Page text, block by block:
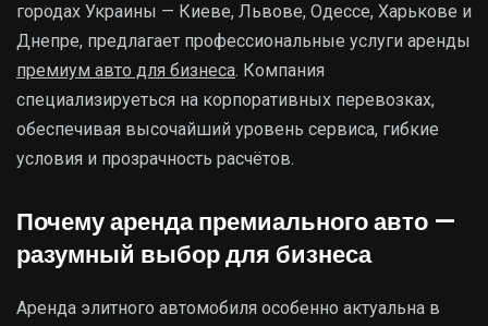
городах Украины — Киеве, Львове, Одессе, Харькове и
Днепре, предлагает профессиональные услуги аренды
премиум авто для бизнеса. Компания
специализируеться на корпоративных перевозках,
обеспечивая высочайший уровень сервиса, гибкие
условия и прозрачность расчётов.
Почему аренда премиального авто —
разумный выбор для бизнеса
Аренда элитного автомобиля особенно актуальна в